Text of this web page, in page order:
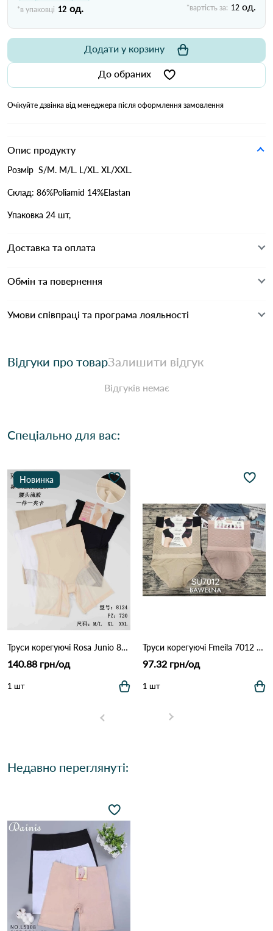
*в упаковці 12 од. *вартість за: 12 од.
До обраних
Додати у корзину
Очікуйте дзвінка від менеджера після оформлення замовлення
Опис продукту
Розмір S/M. M/L. L/XL. XL/XXL.
Склад: 86%Poliamid 14%Elastan
Упаковка 24 шт,
Доставка та оплата
Обмін та повернення
Умови співпраці та програма лояльності
Відгуки про товарЗалишити відгук
Відгуків немає
Спеціально для вас:
Новинка
Труси корегуючі Rosa Junio 8124 (7А) Різні кольори
140.88 грн/од
1 шт
Труси корегуючі Fmeila 7012 10а Різні кольори
97.32 грн/од
1 шт
Недавно переглянуті: